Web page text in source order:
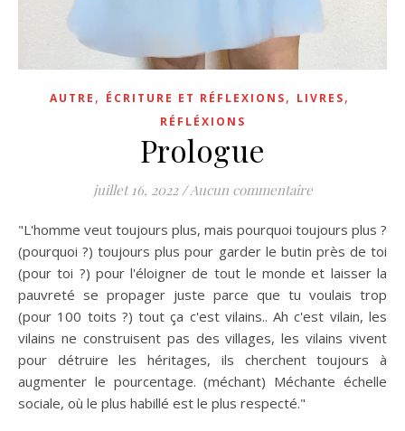
AUTRE , ÉCRITURE ET RÉFLEXIONS, LIVRES,
RÉFLÉXIONS
Prologue
juillet 16, 2022 / Aucun commentaire
"L'homme veut toujours plus, mais pourquoi toujours plus ?
(pourquoi ?) toujours plus pour garder le butin près de toi
(pour toi ?) pour l'éloigner de tout le monde et laisser la
pauvreté se propager juste parce que tu voulais trop
(pour 100 toits ?) tout ça c'est vilains.. Ah c'est vilain, les
vilains ne construisent pas des villages, les vilains vivent
pour détruire les héritages, ils cherchent toujours à
augmenter le pourcentage. (méchant) Méchante échelle
sociale, où le plus habillé est le plus respecté."